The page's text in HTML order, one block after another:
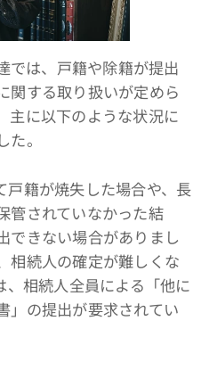
は、戸籍や除籍が提出
関する取り扱いが定めら
主に以下のような状況に
。
籍が焼失した場合や、長
管されていなかった結
できない場合がありまし
相続人の確定が難しくな
相続人全員による「他に
」の提出が要求されてい